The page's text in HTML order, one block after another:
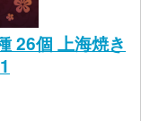
26個 上海焼き